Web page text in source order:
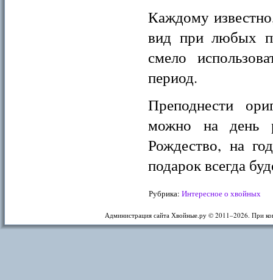
Каждому
вид при любых
смело
период.
Преподнести
можно на день
Рождество, на
подарок всегда
Рубрика: Интересное о хвойных
Администрация сайта Хвойные.ру © 2011–2026. При